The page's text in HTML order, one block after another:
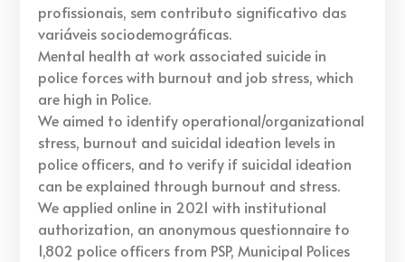
profissionais, sem contributo significativo das
variáveis sociodemográficas.
Mental health at work associated suicide in
police forces with burnout and job stress, which
are high in Police.
We aimed to identify operational/organizational
stress, burnout and suicidal ideation levels in
police officers, and to verify if suicidal ideation
can be explained through burnout and stress.
We applied online in 2021 with institutional
authorization, an anonymous questionnaire to
1,802 police officers from PSP, Municipal Polices